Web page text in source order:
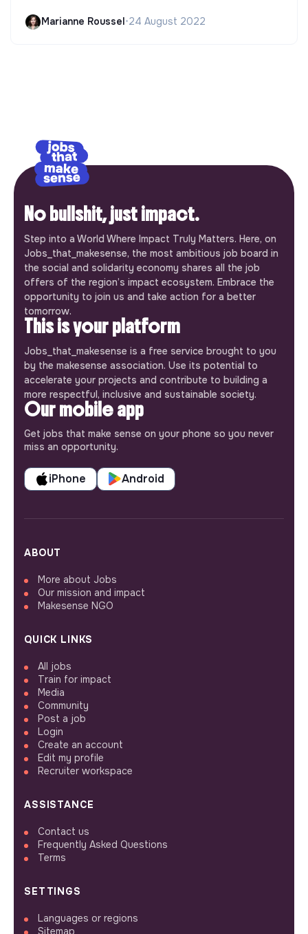
Marianne Roussel •24 August 2022
No bullshit, just impact.
Step into a World Where Impact Truly Matters. Here, on
Jobs_that_makesense, the most ambitious job board in
the social and solidarity economy shares all the job
offers of the region’s impact ecosystem. Embrace the
opportunity to join us and take action for a better
tomorrow.
This is your platform
Jobs_that_makesense is a free service brought to you
by the makesense association. Use its potential to
accelerate your projects and contribute to building a
more respectful, inclusive and sustainable society.
Our mobile app
Get jobs that make sense on your phone so you never
miss an opportunity.
iPhone Android
ABOUT
More about Jobs
Our mission and impact
Makesense NGO
QUICK LINKS
All jobs
Train for impact
Media
Community
Post a job
Login
Create an account
Edit my profile
Recruiter workspace
ASSISTANCE
Contact us
Frequently Asked Questions
Terms
SETTINGS
Languages or regions
Sitemap